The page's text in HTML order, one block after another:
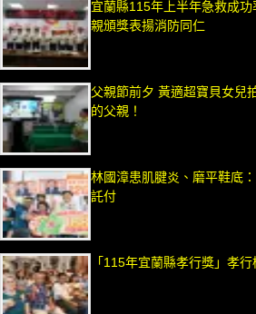
宜蘭縣115年上半年急救成
親頒獎表揚消防同仁
父親節前夕 黃適超寶貝女兒
的父親！
林國漳患肌腱炎、磨平鞋底
託付
「115年宜蘭縣孝行獎」孝